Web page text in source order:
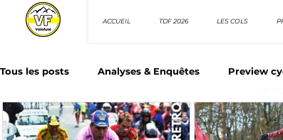
ACCUEIL TDF 2026 LES COLS
Tous les posts Analyses & Enquêtes Preview
Les Tuto cyclisme Nos séries - Top 10 21e